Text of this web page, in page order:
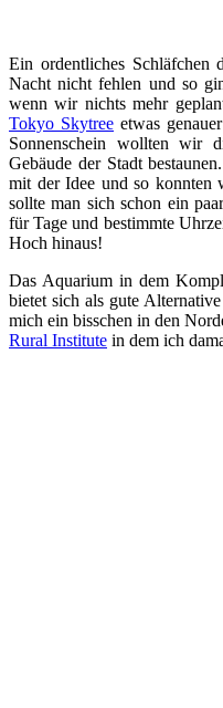
Ein ordentliches Schläfchen
Nacht nicht fehlen und so
wenn wir nichts mehr
Tokyo Skytree etwas
Sonnenschein wollten wir
Gebäude der Stadt
mit der Idee und so konnten
sollte man sich schon ein
für Tage und bestimmte
Hoch hinaus!
Das Aquarium in dem
bietet sich als gute
mich ein bisschen in den
Rural Institute in dem ich